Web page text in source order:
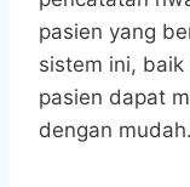
pasien yang
sistem ini,
pasien dapat
dengan mudah.